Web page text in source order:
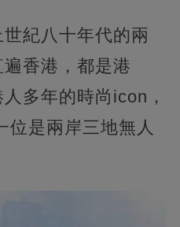
紀八十年代的兩
香港，都是港
多年的時尚icon，
是兩岸三地無人